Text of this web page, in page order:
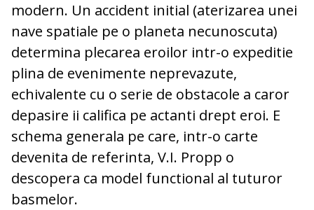
modern. Un accident initial (aterizarea unei
nave spatiale pe o planeta necunoscuta)
determina plecarea eroilor intr-o expeditie
plina de evenimente neprevazute,
echivalente cu o serie de obstacole a caror
depasire ii califica pe actanti drept eroi. E
schema generala pe care, intr-o carte
devenita de referinta, V.I. Propp o
descopera ca model functional al tuturor
basmelor.